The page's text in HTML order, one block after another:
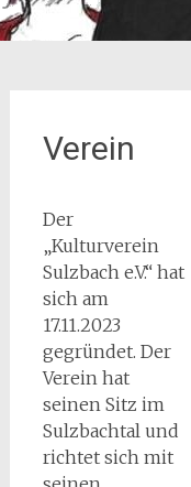
Verein
Der
„Kulturverein
Sulzbach e.V.“ hat
sich am
17.11.2023
gegründet. Der
Verein hat
seinen Sitz im
Sulzbachtal und
richtet sich mit